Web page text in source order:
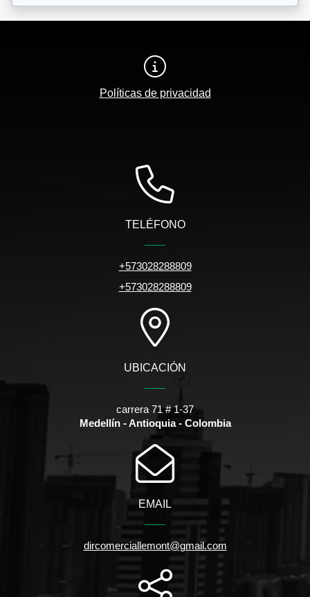
Políticas de privacidad
TELÉFONO
+573028288809
+573028288809
UBICACIÓN
carrera 71 # 1-37
Medellín - Antioquia - Colombia
EMAIL
dircomerciallemont@gmail.com